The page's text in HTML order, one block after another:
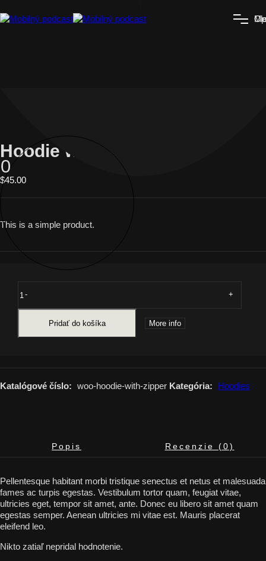
0
Hoodie with Zipper
$45.00
This is a simple product.
+
-
Pridať do košíka More info
Katalógové číslo: woo-hoodie-with-zipper Kategória: Hoodies
Popis Recenzie (0)
Pellentesque habitant morbi tristique senectus et netus et malesuada
fames ac turpis egestas. Vestibulum tortor quam, feugiat vitae,
ultricies eget, tempor sit amet, ante. Donec eu libero sit amet quam
egestas semper. Aenean ultricies mi vitae est. Mauris placerat
eleifend leo.
Nikto zatiaľ nepridal hodnotenie.